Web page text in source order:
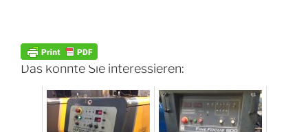
Das könnte Sie interessieren: